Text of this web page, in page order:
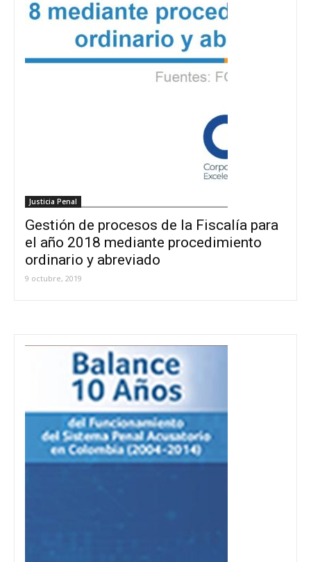
Justicia Penal
Gestión de procesos de la Fiscalía para
el año 2018 mediante procedimiento
ordinario y abreviado
9 octubre, 2019